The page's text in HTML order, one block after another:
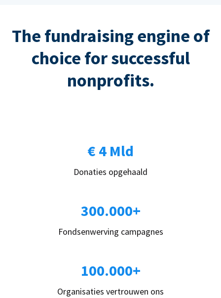
The fundraising engine of
choice for successful
nonprofits.
€ 4 Mld
Donaties opgehaald
300.000+
Fondsenwerving campagnes
100.000+
Organisaties vertrouwen ons